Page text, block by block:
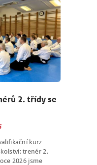
2. třídy se
kurz
trenér 2.
2026 jsme